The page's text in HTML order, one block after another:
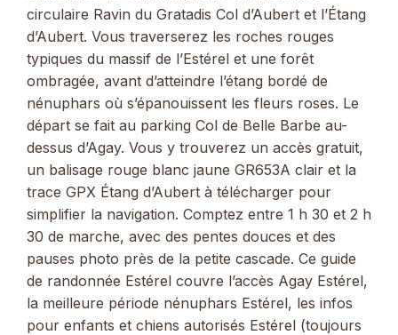
circulaire Ravin du Gratadis Col d’Aubert et l’Étang
d’Aubert. Vous traverserez les roches rouges
typiques du massif de l’Estérel et une forêt
ombragée, avant d’atteindre l’étang bordé de
nénuphars où s’épanouissent les fleurs roses. Le
départ se fait au parking Col de Belle Barbe au-
dessus d’Agay. Vous y trouverez un accès gratuit,
un balisage rouge blanc jaune GR653A clair et la
trace GPX Étang d’Aubert à télécharger pour
simplifier la navigation. Comptez entre 1 h 30 et 2 h
30 de marche, avec des pentes douces et des
pauses photo près de la petite cascade. Ce guide
de randonnée Estérel couvre l’accès Agay Estérel,
la meilleure période nénuphars Estérel, les infos
pour enfants et chiens autorisés Estérel (toujours